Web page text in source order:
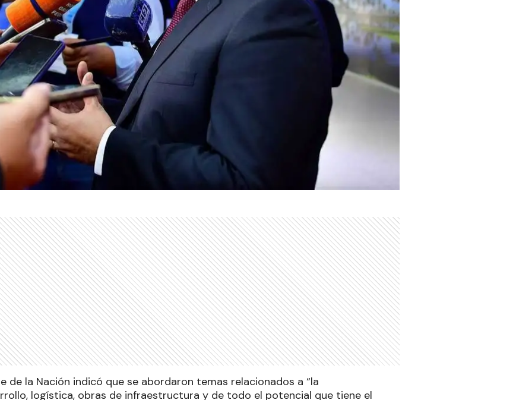
de la Nación indicó que se abordaron temas relacionados a “la
logística, obras de infraestructura y de todo el potencial que tiene el